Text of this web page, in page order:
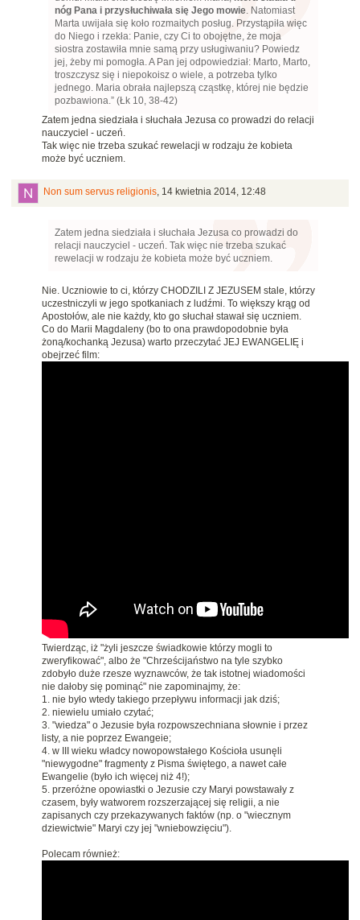
nóg Pana i przysłuchiwała się Jego mowie. Natomiast
Marta uwijała się koło rozmaitych posług. Przystąpiła więc
do Niego i rzekła: Panie, czy Ci to obojętne, że moja
siostra zostawiła mnie samą przy usługiwaniu? Powiedz
jej, żeby mi pomogła. A Pan jej odpowiedział: Marto, Marto,
troszczysz się i niepokoisz o wiele, a potrzeba tylko
jednego. Maria obrała najlepszą cząstkę, której nie będzie
pozbawiona.” (Łk 10, 38-42)
Zatem jedna siedziała i słuchała Jezusa co prowadzi do relacji
nauczyciel - uczeń.
Tak więc nie trzeba szukać rewelacji w rodzaju że kobieta
może być uczniem.
Non sum servus religionis, 14 kwietnia 2014, 12:48
Zatem jedna siedziała i słuchała Jezusa co prowadzi do
relacji nauczyciel - uczeń. Tak więc nie trzeba szukać
rewelacji w rodzaju że kobieta może być uczniem.
Nie. Uczniowie to ci, którzy CHODZILI Z JEZUSEM stale, którzy
uczestniczyli w jego spotkaniach z ludźmi. To większy krąg od
Apostołów, ale nie każdy, kto go słuchał stawał się uczniem.
Co do Marii Magdaleny (bo to ona prawdopodobnie była
żoną/kochanką Jezusa) warto przeczytać JEJ EWANGELIĘ i
obejrzeć film:
Twierdząc, iż "żyli jeszcze świadkowie którzy mogli to
zweryfikować", albo że "Chrześcijaństwo na tyle szybko
zdobyło duże rzesze wyznawców, że tak istotnej wiadomości
nie dałoby się pominąć" nie zapominajmy, że:
1. nie było wtedy takiego przepływu informacji jak dziś;
2. niewielu umiało czytać;
3. "wiedza" o Jezusie była rozpowszechniana słownie i przez
listy, a nie poprzez Ewangeie;
4. w III wieku władcy nowopowstałego Kościoła usunęli
"niewygodne" fragmenty z Pisma świętego, a nawet całe
Ewangelie (było ich więcej niż 4!);
5. przeróżne opowiastki o Jezusie czy Maryi powstawały z
czasem, były watworem rozszerzającej się religii, a nie
zapisanych czy przekazywanych faktów (np. o "wiecznym
dziewictwie" Maryi czy jej "wniebowzięciu").
Polecam również: